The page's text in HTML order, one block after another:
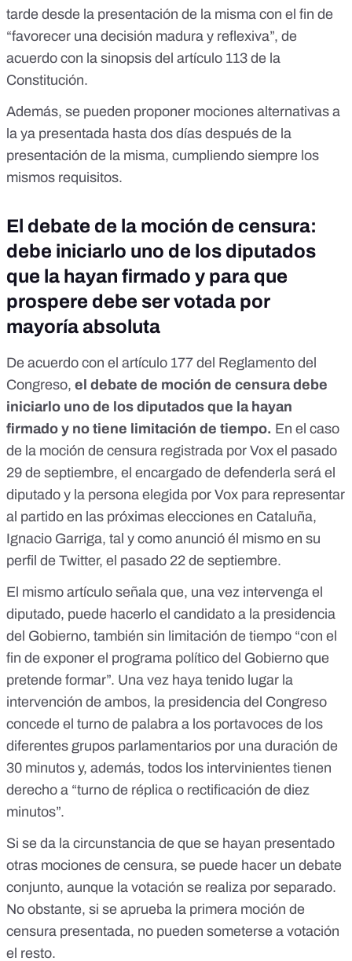
tarde desde la presentación de la misma con el fin de
“favorecer una decisión madura y reflexiva”, de
acuerdo con la sinopsis del artículo 113 de la
Constitución.
Además, se pueden proponer mociones alternativas a
la ya presentada hasta dos días después de la
presentación de la misma, cumpliendo siempre los
mismos requisitos.
El debate de la moción de censura:
debe iniciarlo uno de los diputados
que la hayan firmado y para que
prospere debe ser votada por
mayoría absoluta
De acuerdo con el artículo 177 del Reglamento del
Congreso, el debate de moción de censura debe
iniciarlo uno de los diputados que la hayan
firmado y no tiene limitación de tiempo. En el caso
de la moción de censura registrada por Vox el pasado
29 de septiembre, el encargado de defenderla será el
diputado y la persona elegida por Vox para representar
al partido en las próximas elecciones en Cataluña,
Ignacio Garriga, tal y como anunció él mismo en su
perfil de Twitter, el pasado 22 de septiembre.
El mismo artículo señala que, una vez intervenga el
diputado, puede hacerlo el candidato a la presidencia
del Gobierno, también sin limitación de tiempo “con el
fin de exponer el programa político del Gobierno que
pretende formar”. Una vez haya tenido lugar la
intervención de ambos, la presidencia del Congreso
concede el turno de palabra a los portavoces de los
diferentes grupos parlamentarios por una duración de
30 minutos y, además, todos los intervinientes tienen
derecho a “turno de réplica o rectificación de diez
minutos”.
Si se da la circunstancia de que se hayan presentado
otras mociones de censura, se puede hacer un debate
conjunto, aunque la votación se realiza por separado.
No obstante, si se aprueba la primera moción de
censura presentada, no pueden someterse a votación
el resto.